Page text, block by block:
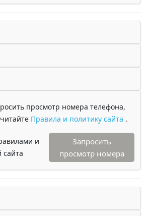
просмотр номера телефона,
Правила и политику сайта .
и
сайта
Запросить
просмотр номера